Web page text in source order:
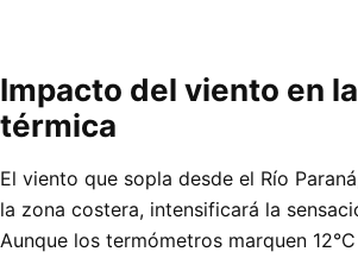
Impacto del viento en
térmica
El viento que sopla desde el Río
la zona costera, intensificará la
Aunque los termómetros marquen